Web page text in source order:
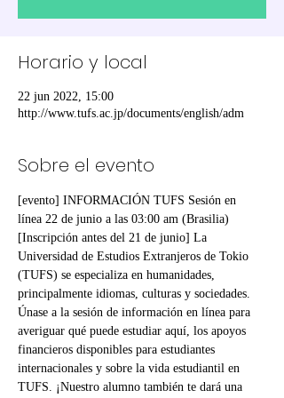
Horario y local
22 jun 2022, 15:00
http://www.tufs.ac.jp/documents/english/adm
Sobre el evento
[evento] INFORMACIÓN TUFS Sesión en
línea 22 de junio a las 03:00 am (Brasilia)
[Inscripción antes del 21 de junio] La
Universidad de Estudios Extranjeros de Tokio
(TUFS) se especializa en humanidades,
principalmente idiomas, culturas y sociedades.
Únase a la sesión de información en línea para
averiguar qué puede estudiar aquí, los apoyos
financieros disponibles para estudiantes
internacionales y sobre la vida estudiantil en
TUFS. ¡Nuestro alumno también te dará una